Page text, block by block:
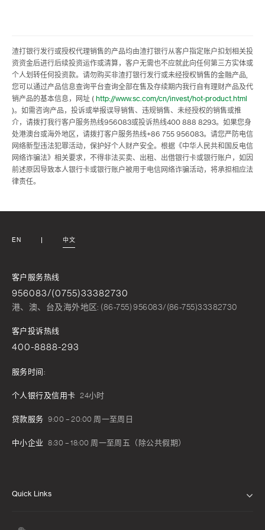
渣打银行发行或授权代理销售的产品均由渣打银行从客户指定账户扣划相关投
资资金后进行后续投资运作或清算，客户无需也不应就此向任何第三方实体或
个人划转任何投资款。请勿购买非渣打银行发行或未经授权销售的金融产品,
您可以通过产品信息查询平台查询全部在售及存续期内我行自有理财产品及代
销产品的基本信息，网址 ( http://www.sc.com/cn/invest/hot-product.html
)。如需咨询产品，投诉或举报误导销售、违规销售、未经授权的销售或推
介，请拨打我行客户服务热线956083或投诉热线400 888 8293。如果您身
处港澳台或海外地区，请拨打客户服务热线+86 755 956083。请您严防电信
网络新型违法犯罪活动，保护好个人财产安全。根据《中华人民共和国反电信
网络诈骗法》相关要求，不得非法买卖、出租、出借银行卡或银行账户，如因
前述原因导致本人银行卡或银行账户被用于电信网络诈骗活动，将承担相应法
律责任。
EN 中文
客户服务热线
956083/(0755)33382730
港、澳、台及海外地区: (86-755) 956083/(86-755)33382730
客户投诉热线
400-8888-293
服务时间:
个人银行及信用卡 24小时
贷款服务 9:00 – 20:00 周一至周日
中小企业 8:30 – 18:00 周一至周五（除公共假期）
Quick Links